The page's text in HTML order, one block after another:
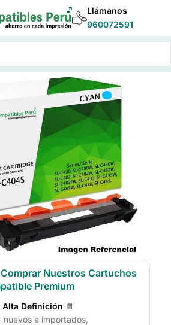
Llámanos
960072591
/Toner Compatible Samsung
Nuestros Cartuchos
Premium
Definición 📄
e importados,